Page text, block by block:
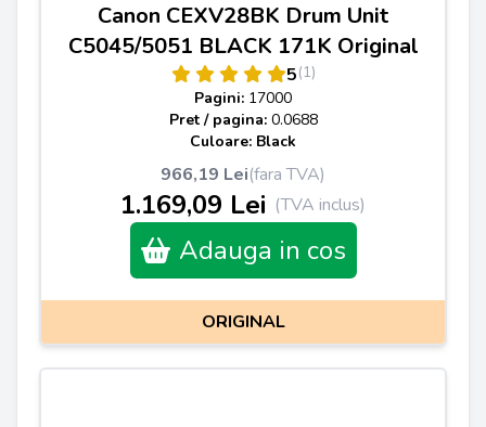
Canon CEXV28BK Drum Unit
C5045/5051 BLACK 171K Original
5(1)
Pagini: 17000
Pret / pagina: 0.0688
Culoare: Black
966,19 Lei(fara TVA)
1.169,09 Lei (TVA inclus)
Adauga in cos
ORIGINAL